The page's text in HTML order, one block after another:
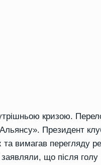
кризою.
Президент
вимагав перегляду
заявляли, що після голу